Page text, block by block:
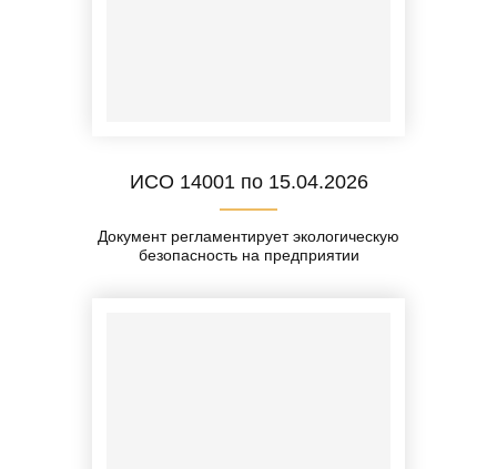
ИСО 14001 по 15.04.2026
Документ регламентирует экологическую
безопасность на предприятии